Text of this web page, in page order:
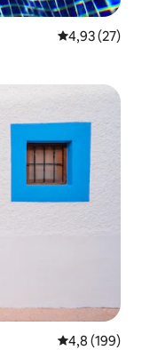
4,93 de uma
4,93 (27)
4,8 de uma
4,8 (199)